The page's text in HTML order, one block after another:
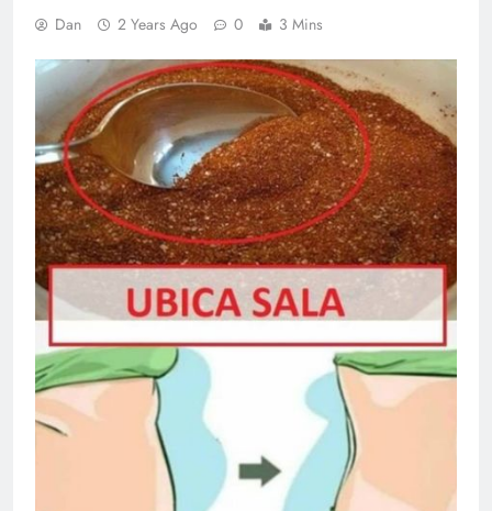
Dan 2 Years Ago 0 3 Mins